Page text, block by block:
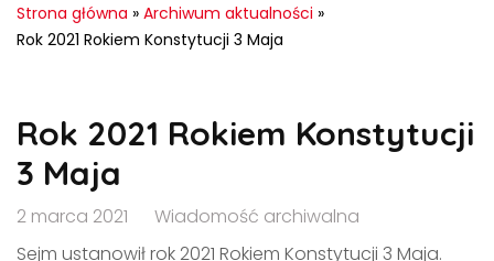
Strona główna » Archiwum aktualności »
Rok 2021 Rokiem Konstytucji 3 Maja
Rok 2021 Rokiem Konstytucji
3 Maja
2 marca 2021
Wiadomość archiwalna
Sejm ustanowił rok 2021 Rokiem Konstytucji 3 Maja.